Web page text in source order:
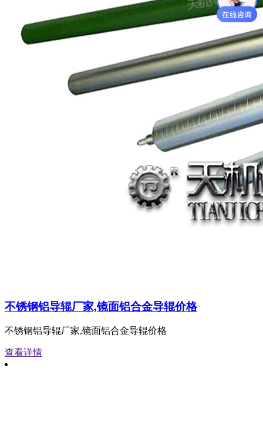
不锈钢铝导辊厂家,镜面铝合金导辊价格
不锈钢铝导辊厂家,镜面铝合金导辊价格
查看详情